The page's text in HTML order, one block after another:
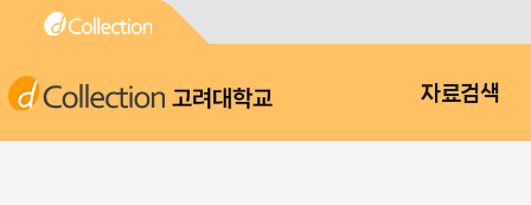
고려대학교 자료검색